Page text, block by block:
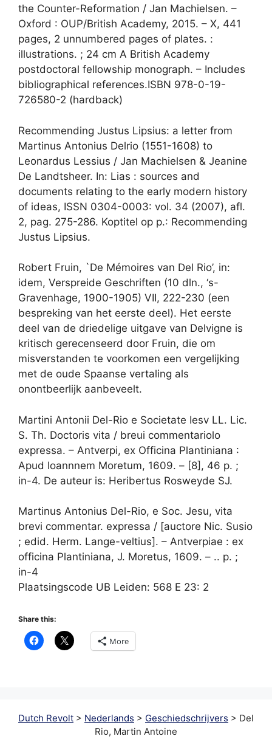
the Counter-Reformation / Jan Machielsen. –
Oxford : OUP/British Academy, 2015. – X, 441
pages, 2 unnumbered pages of plates. :
illustrations. ; 24 cm A British Academy
postdoctoral fellowship monograph. – Includes
bibliographical references.ISBN 978-0-19-
726580-2 (hardback)
Recommending Justus Lipsius: a letter from
Martinus Antonius Delrio (1551-1608) to
Leonardus Lessius / Jan Machielsen & Jeanine
De Landtsheer. In: Lias : sources and
documents relating to the early modern history
of ideas, ISSN 0304-0003: vol. 34 (2007), afl.
2, pag. 275-286. Koptitel op p.: Recommending
Justus Lipsius.
Robert Fruin, `De Mémoires van Del Rio’, in:
idem, Verspreide Geschriften (10 dln., ‘s-
Gravenhage, 1900-1905) VII, 222-230 (een
bespreking van het eerste deel). Het eerste
deel van de driedelige uitgave van Delvigne is
kritisch gerecenseerd door Fruin, die om
misverstanden te voorkomen een vergelijking
met de oude Spaanse vertaling als
onontbeerlijk aanbeveelt.
Martini Antonii Del-Rio e Societate Iesv LL. Lic.
S. Th. Doctoris vita / breui commentariolo
expressa. – Antverpi, ex Officina Plantiniana :
Apud Ioannnem Moretum, 1609. – [8], 46 p. ;
in-4. De auteur is: Heribertus Rosweyde SJ.
Martinus Antonius Del-Rio, e Soc. Jesu, vita
brevi commentar. expressa / [auctore Nic. Susio
; edid. Herm. Lange-veltius]. – Antverpiae : ex
officina Plantiniana, J. Moretus, 1609. – .. p. ;
in-4
Plaatsingscode UB Leiden: 568 E 23: 2
Share this:
More
Dutch Revolt > Nederlands > Geschiedschrijvers > Del
Rio, Martin Antoine